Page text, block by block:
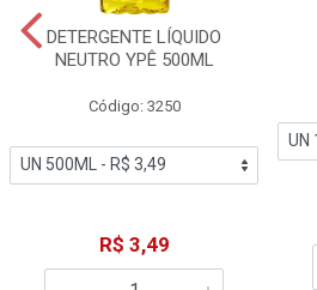
DETERGENTE LÍQUIDO
NEUTRO YPÊ 500ML
Código: 3250
R$ 3,49